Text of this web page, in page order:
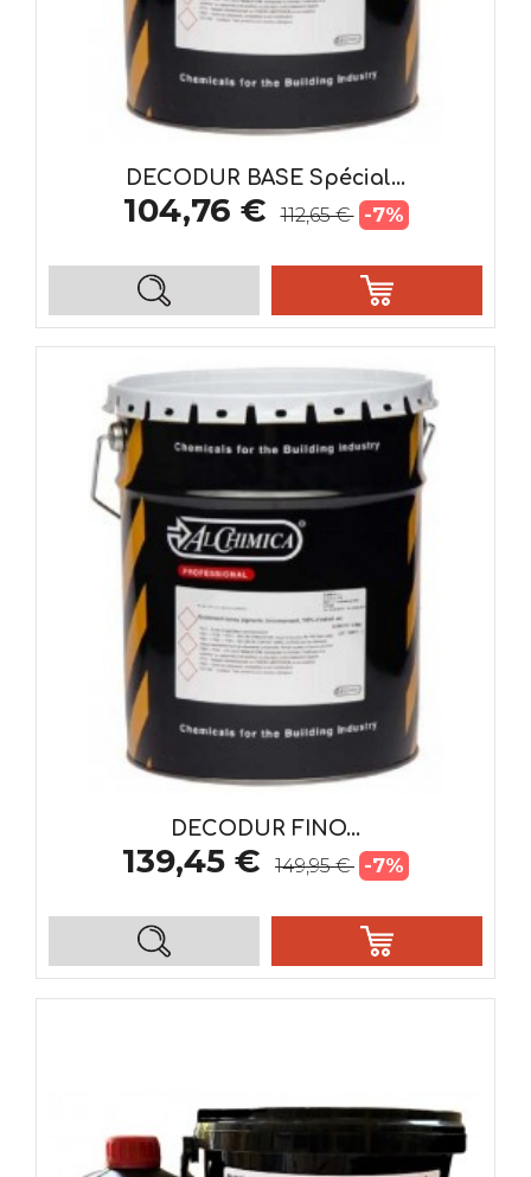
DECODUR BASE Spécial...
104,76 € 112,65 € -7%
DECODUR FINO...
139,45 € 149,95 € -7%